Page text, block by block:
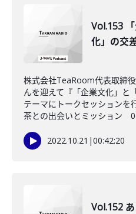
Vol.153
化」の交
株式会社TeaRoom代表取締
んを迎えて『「企業文化」と
テーマにトークセッション
茶との出会いとミッション
2022.10.21 |00:42:20
Vol.152